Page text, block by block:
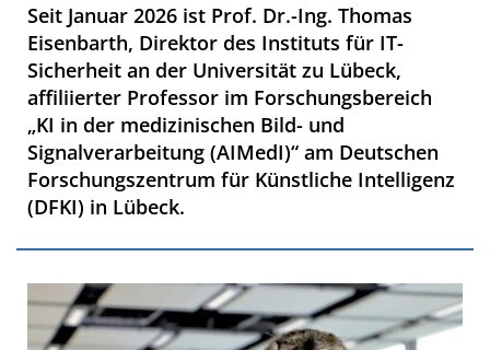
Seit Januar 2026 ist Prof. Dr.-Ing. Thomas
Eisenbarth, Direktor des Instituts für IT-
Sicherheit an der Universität zu Lübeck,
affiliierter Professor im Forschungsbereich
„KI in der medizinischen Bild- und
Signalverarbeitung (AIMedI)“ am Deutschen
Forschungszentrum für Künstliche Intelligenz
(DFKI) in Lübeck.